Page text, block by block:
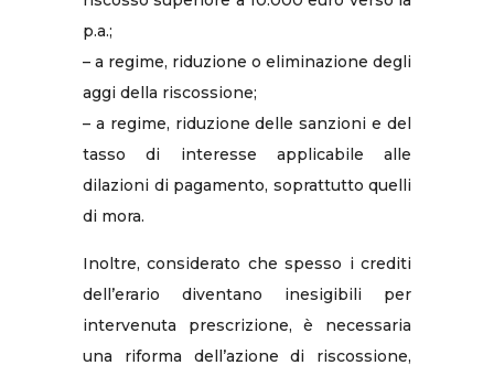
p.a.;
– a regime, riduzione o eliminazione degli
aggi della riscossione;
– a regime, riduzione delle sanzioni e del
tasso di interesse applicabile alle
dilazioni di pagamento, soprattutto quelli
di mora.
Inoltre, considerato che spesso i crediti
dell’erario diventano inesigibili per
intervenuta prescrizione, è necessaria
una riforma dell’azione di riscossione,